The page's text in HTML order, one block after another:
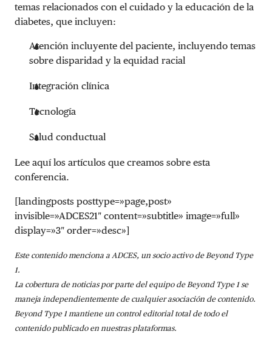
temas relacionados con el cuidado y la educación de la
diabetes, que incluyen:
Atención incluyente del paciente, incluyendo temas
sobre disparidad y la equidad racial
Integración clínica
Tecnología
Salud conductual
Lee aquí los artículos que creamos sobre esta
conferencia.
[landingposts posttype=»page,post»
invisible=»ADCES21″ content=»subtitle» image=»full»
display=»3″ order=»desc»]
Este contenido menciona a ADCES, un socio activo de Beyond Type
1.
La cobertura de noticias por parte del equipo de Beyond Type 1 se
maneja independientemente de cualquier asociación de contenido.
Beyond Type 1 mantiene un control editorial total de todo el
contenido publicado en nuestras plataformas.